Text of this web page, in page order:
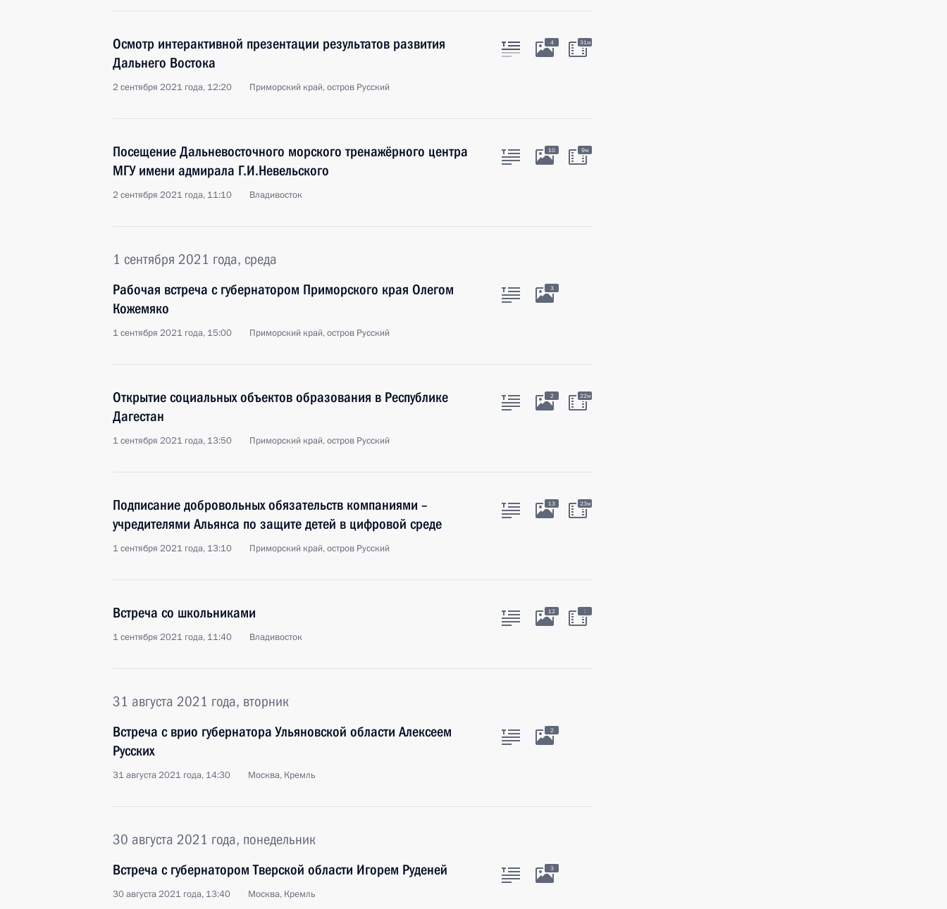
Осмотр интерактивной презентации результатов развития
Дальнего Востока
2 сентября 2021 года, 12:20 Приморский край, остров Русский
4 31м
Посещение Дальневосточного морского тренажёрного центра
МГУ имени адмирала Г.И.Невельского
2 сентября 2021 года, 11:10 Владивосток
10 9м
1 сентября 2021 года, среда
Рабочая встреча с губернатором Приморского края Олегом
Кожемяко
1 сентября 2021 года, 15:00 Приморский край, остров Русский
3
Открытие социальных объектов образования в Республике
Дагестан
1 сентября 2021 года, 13:50 Приморский край, остров Русский
2 22м
Подписание добровольных обязательств компаниями –
учредителями Альянса по защите детей в цифровой среде
1 сентября 2021 года, 13:10 Приморский край, остров Русский
13 23м
Встреча со школьниками
1 сентября 2021 года, 11:40 Владивосток
12 :
31 августа 2021 года, вторник
Встреча с врио губернатора Ульяновской области Алексеем
Русских
31 августа 2021 года, 14:30 Москва, Кремль
2
30 августа 2021 года, понедельник
Встреча с губернатором Тверской области Игорем Руденей
30 августа 2021 года, 13:40 Москва, Кремль
3